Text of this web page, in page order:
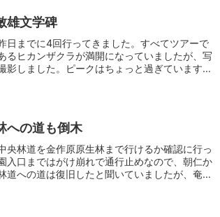
雄文学碑
日までに4回行ってきました。すべてツアーで
るヒカンザクラが満開になっていましたが、写
影しました。ピークはちょっと過ぎています
への道も倒木
央林道を金作原原生林まで行けるか確認に行っ
入口まではがけ崩れで通行止めなので、朝仁か
道への道は復旧したと聞いていましたが、奄美